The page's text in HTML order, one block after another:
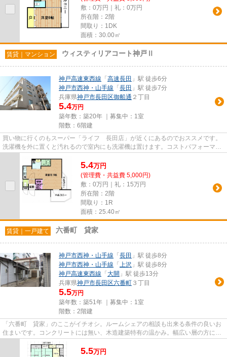
敷：0万円｜礼：0万円
所在階：2階
間取り：1DK
面積：30.00㎡
賃貸｜マンション ウィスティリアコート神戸Ⅱ
神戸高速東西線 「 高速長田 」駅 徒歩6分
神戸市西神・山手線 「 長田 」駅 徒歩7分
兵庫県神戸市長田区御船通 ２丁目
5.4万円
築年数：築20年 ｜募集中： 1室
階数：6階建
買い物に行くのもスーパー「ライフ 長田店」が近くにあるのでおススメです。
洗濯機を外に置くと汚れるので室内にも洗濯機は置けます。コストパフォーマン
5.4万円
(管理費・共益費 5,000円)
敷：0万円｜礼：15万円
所在階：2階
間取り：1R
面積：25.40㎡
賃貸｜一戸建て 六番町 貸家
神戸市西神・山手線 「 長田 」駅 徒歩8分
神戸市西神・山手線 「 上沢 」駅 徒歩8分
神戸高速東西線 「 大開 」駅 徒歩13分
兵庫県神戸市長田区六番町 ３丁目
5.5万円
築年数：築51年 ｜募集中： 1室
階数：2階建
「六番町 貸家」のここがイチオシ。ルームシェアの相談も出来る条件の良いお
住まいです。コンクリートには無い、木造建築特有の温かみ。幅広い層の方に好
評の、家賃5.5万円台のお部屋...
5.5万円